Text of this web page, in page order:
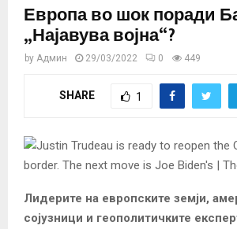
Европа во шок поради
„Најавува војна“?
by Админ 29/03/2022 0 449
SHARE 1
Лидерите на европските земји,
сојузници и геополитичките